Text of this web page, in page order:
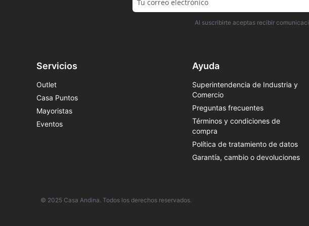
Al suscribirte aceptas recibir
Servicios
Outlet
Casa Puntos
Mayoristas
Eventos
Ayuda
Superintendencia de Industria y
Comercio
Preguntas frecuentes
Términos y condiciones de
compra
Política de tratamiento de datos
Garantía, cambio o devoluciones
© 2025 Casa Andina. Todos los derechos reservados.